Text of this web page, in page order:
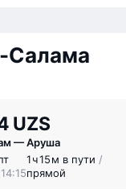
Салама
UZS
— Аруша
1 ⁠ч 15 ⁠м в пути /
прямой